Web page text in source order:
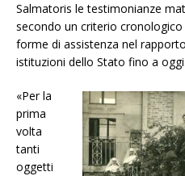
Salmatoris le testimonianze
secondo un criterio cronologico
forme di assistenza nel
istituzioni dello Stato fino a oggi.
«Per la
prima
volta
tanti
oggetti